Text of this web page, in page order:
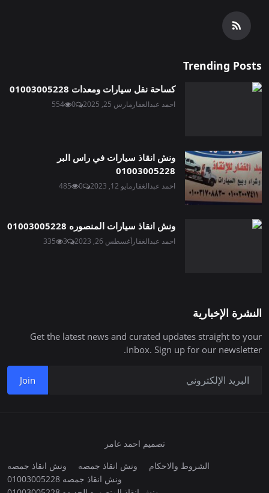
Trending Posts
كساحة نقل سيارات ومعدات 01003005228
احمد عبدالغفار مارس 25, 2025 0
554
ونش انقاذ سيارات في راس البر
01003005228
احمد عبدالغفار مايو 12, 2023 0
485
ونش انقاذ سيارات المنصوره 01003005228
احمد عبدالغفار أغسطس 26, 2023 3
335
النشرة الإخبارية
Get the latest news and curated updates straight to your
inbox. Sign up for our newsletter.
Join
تصميم احمد عامر
الشروط والاحكام
ونش انقاذ جمصه
ونش انقاذ جمصه
ونش انقاذ جمصه 01003005228